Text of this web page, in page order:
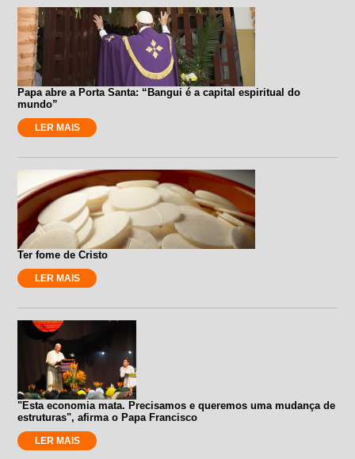
Papa abre a Porta Santa: “Bangui é a capital espiritual do
mundo”
LER MAIS
Ter fome de Cristo
LER MAIS
"Esta economia mata. Precisamos e queremos uma mudança de
estruturas", afirma o Papa Francisco
LER MAIS